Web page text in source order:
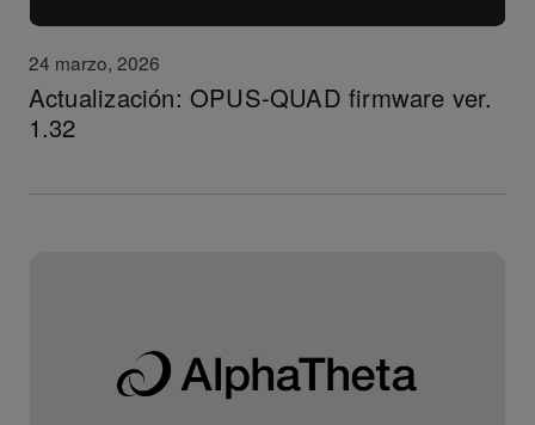
24 marzo, 2026
Actualización: OPUS-QUAD firmware ver.
1.32